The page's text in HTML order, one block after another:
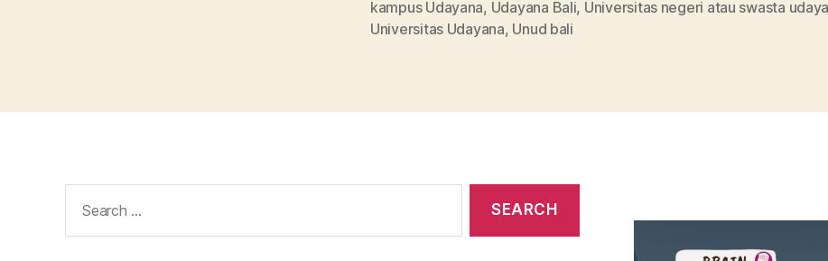
kampus Udayana, Udayana Bali, Universitas negeri atau swasta
Universitas Udayana, Unud bali
for: